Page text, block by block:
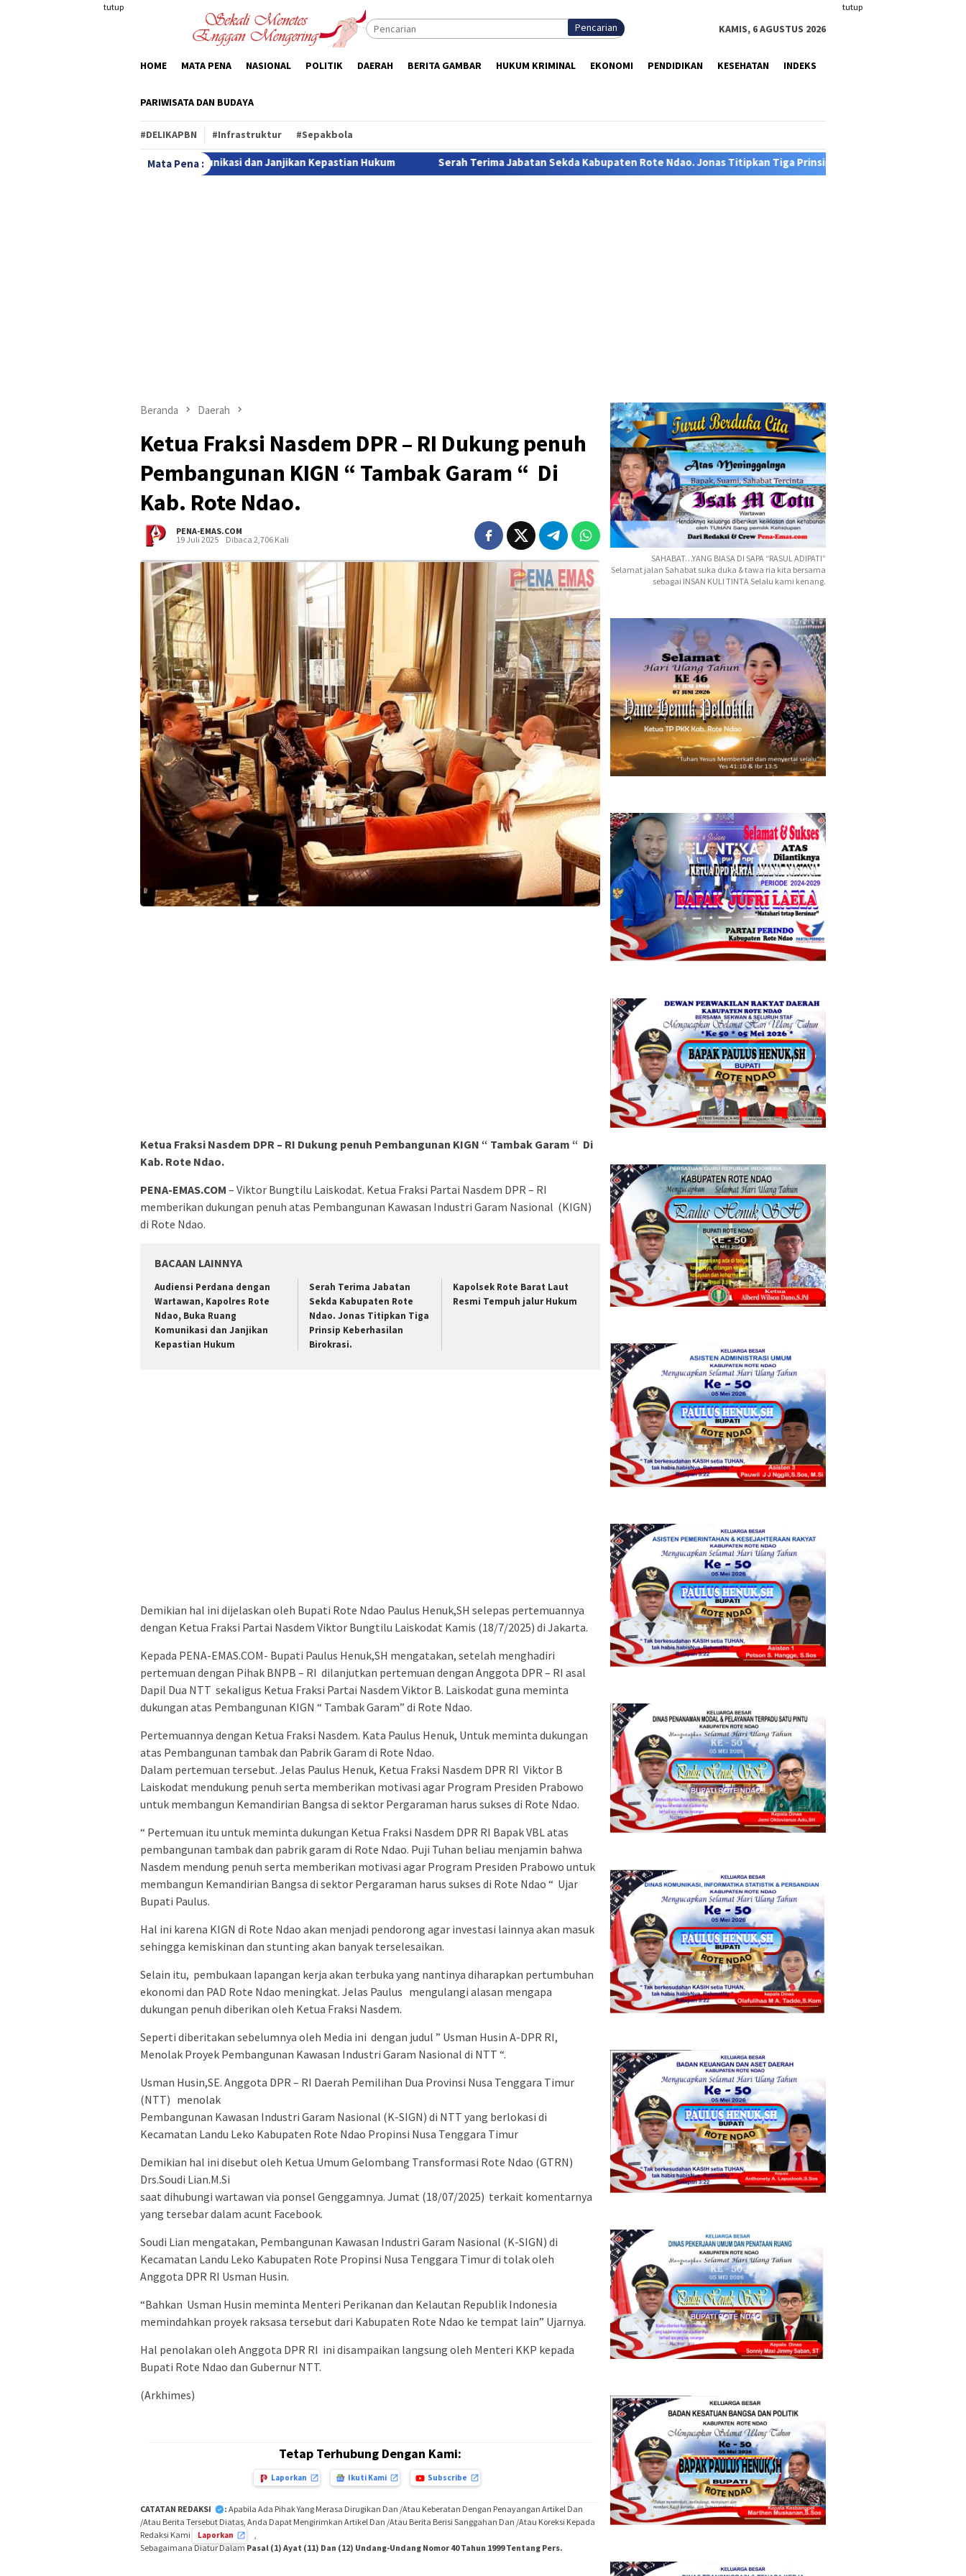
tutup tutup
Pencarian KAMIS, 6 AGUSTUS 2026
HOME MATA PENA NASIONAL POLITIK DAERAH BERITA GAMBAR HUKUM KRIMINAL EKONOMI PENDIDIKAN KESEHATAN INDEKS
PARIWISATA DAN BUDAYA
#DELIKAPBN #Infrastruktur #Sepakbola
Mata Pena :
Ruang Komunikasi dan Janjikan Kepastian Hukum Serah Terima Jabatan Sekda Kabupaten Rote Ndao. Jonas Titipkan Tiga Prinsip Keberhasilan Birokrasi.
Beranda Daerah
Ketua Fraksi Nasdem DPR – RI Dukung penuh
Pembangunan KIGN “ Tambak Garam “ Di
Kab. Rote Ndao.
PENA-EMAS.COM
19 Juli 2025
Dibaca 2,706 Kali
Ketua Fraksi Nasdem DPR – RI Dukung penuh Pembangunan KIGN “ Tambak Garam “ Di
Kab. Rote Ndao.
PENA-EMAS.COM – Viktor Bungtilu Laiskodat. Ketua Fraksi Partai Nasdem DPR – RI
memberikan dukungan penuh atas Pembangunan Kawasan Industri Garam Nasional (KIGN)
di Rote Ndao.
BACAAN LAINNYA
Audiensi Perdana dengan
Wartawan, Kapolres Rote
Ndao, Buka Ruang
Komunikasi dan Janjikan
Kepastian Hukum
Serah Terima Jabatan
Sekda Kabupaten Rote
Ndao. Jonas Titipkan Tiga
Prinsip Keberhasilan
Birokrasi.
Kapolsek Rote Barat Laut
Resmi Tempuh jalur Hukum
Demikian hal ini dijelaskan oleh Bupati Rote Ndao Paulus Henuk,SH selepas pertemuannya
dengan Ketua Fraksi Partai Nasdem Viktor Bungtilu Laiskodat Kamis (18/7/2025) di Jakarta.
Kepada PENA-EMAS.COM- Bupati Paulus Henuk,SH mengatakan, setelah menghadiri
pertemuan dengan Pihak BNPB – RI dilanjutkan pertemuan dengan Anggota DPR – RI asal
Dapil Dua NTT sekaligus Ketua Fraksi Partai Nasdem Viktor B. Laiskodat guna meminta
dukungan atas Pembangunan KIGN “ Tambak Garam” di Rote Ndao.
Pertemuannya dengan Ketua Fraksi Nasdem. Kata Paulus Henuk, Untuk meminta dukungan
atas Pembangunan tambak dan Pabrik Garam di Rote Ndao.
Dalam pertemuan tersebut. Jelas Paulus Henuk, Ketua Fraksi Nasdem DPR RI Viktor B
Laiskodat mendukung penuh serta memberikan motivasi agar Program Presiden Prabowo
untuk membangun Kemandirian Bangsa di sektor Pergaraman harus sukses di Rote Ndao.
“ Pertemuan itu untuk meminta dukungan Ketua Fraksi Nasdem DPR RI Bapak VBL atas
pembangunan tambak dan pabrik garam di Rote Ndao. Puji Tuhan beliau menjamin bahwa
Nasdem mendung penuh serta memberikan motivasi agar Program Presiden Prabowo untuk
membangun Kemandirian Bangsa di sektor Pergaraman harus sukses di Rote Ndao “ Ujar
Bupati Paulus.
Hal ini karena KIGN di Rote Ndao akan menjadi pendorong agar investasi lainnya akan masuk
sehingga kemiskinan dan stunting akan banyak terselesaikan.
Selain itu, pembukaan lapangan kerja akan terbuka yang nantinya diharapkan pertumbuhan
ekonomi dan PAD Rote Ndao meningkat. Jelas Paulus mengulangi alasan mengapa
dukungan penuh diberikan oleh Ketua Fraksi Nasdem.
Seperti diberitakan sebelumnya oleh Media ini dengan judul ” Usman Husin A-DPR RI,
Menolak Proyek Pembangunan Kawasan Industri Garam Nasional di NTT “.
Usman Husin,SE. Anggota DPR – RI Daerah Pemilihan Dua Provinsi Nusa Tenggara Timur
(NTT) menolak
Pembangunan Kawasan Industri Garam Nasional (K-SIGN) di NTT yang berlokasi di
Kecamatan Landu Leko Kabupaten Rote Ndao Propinsi Nusa Tenggara Timur
Demikian hal ini disebut oleh Ketua Umum Gelombang Transformasi Rote Ndao (GTRN)
Drs.Soudi Lian.M.Si
saat dihubungi wartawan via ponsel Genggamnya. Jumat (18/07/2025) terkait komentarnya
yang tersebar dalam acunt Facebook.
Soudi Lian mengatakan, Pembangunan Kawasan Industri Garam Nasional (K-SIGN) di
Kecamatan Landu Leko Kabupaten Rote Propinsi Nusa Tenggara Timur di tolak oleh
Anggota DPR RI Usman Husin.
“Bahkan Usman Husin meminta Menteri Perikanan dan Kelautan Republik Indonesia
memindahkan proyek raksasa tersebut dari Kabupaten Rote Ndao ke tempat lain” Ujarnya.
Hal penolakan oleh Anggota DPR RI ini disampaikan langsung oleh Menteri KKP kepada
Bupati Rote Ndao dan Gubernur NTT.
(Arkhimes)
Tetap Terhubung Dengan Kami:
Laporkan Ikuti Kami Subscribe
CATATAN REDAKSI : Apabila Ada Pihak Yang Merasa Dirugikan Dan /Atau Keberatan Dengan Penayangan Artikel Dan
/Atau Berita Tersebut Diatas, Anda Dapat Mengirimkan Artikel Dan /Atau Berita Berisi Sanggahan Dan /Atau Koreksi Kepada
Redaksi Kami
Laporkan
Sebagaimana Diatur Dalam Pasal (1) Ayat (11) Dan (12) Undang-Undang Nomor 40 Tahun 1999 Tentang Pers.
SAHABAT…YANG BIASA DI SAPA “RASUL ADIPATI”
Selamat jalan Sahabat suka duka & tawa ria kita bersama
sebagai INSAN KULI TINTA Selalu kami kenang.